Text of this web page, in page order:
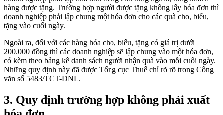
hàng được tặng. Trường hợp người được tặng không lấy hóa đơn thì
doanh nghiệp phải lập chung một hóa đơn cho các quà cho, biếu,
tặng vào cuối ngày.
Ngoài ra, đối với các hàng hóa cho, biếu, tặng có giá trị dưới
200.000 đồng thì các doanh nghiệp sẽ lập chung vào một hóa đơn,
có kèm theo bảng kê danh sách người nhận quà vào mỗi cuối ngày.
Những quy định này đã được Tổng cục Thuế chỉ rõ rõ trong Công
văn số 5483/TCT-DNL.
3. Quy định trường hợp không phải xuất